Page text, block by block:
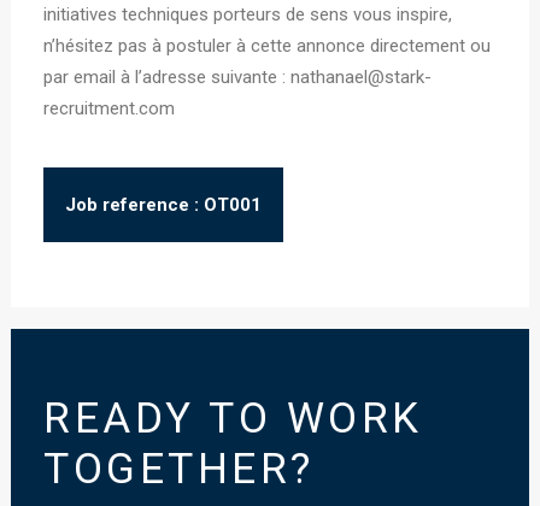
initiatives techniques porteurs de sens vous inspire,
n’hésitez pas à postuler à cette annonce directement ou
par email à l’adresse suivante : nathanael@stark-
recruitment.com
Job reference : OT001
READY TO WORK
TOGETHER?